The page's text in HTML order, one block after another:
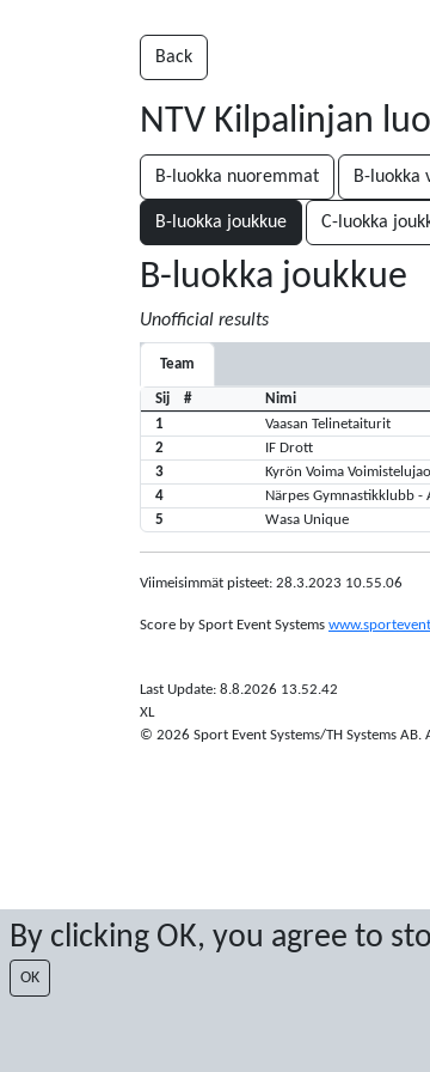
By clicking OK, you agree to
OK
Back
NTV Kilpalinjan
B-luokka nuoremmat B-luokka
B-luokka joukkue C-luokka
B-luokka joukkue
Unofficial results
Team
Sij # Nimi
1
Vaasan Telinetaiturit
2
IF Drott
3
Kyrön Voima
4
Närpes Gymnastikklubb -
5
Wasa Unique
Viimeisimmät pisteet: 28.3.2023 10.55.06
Score by Sport Event Systems
Last Update: 8.8.2026 13.52.42
XL
© 2026 Sport Event Systems/TH Systems